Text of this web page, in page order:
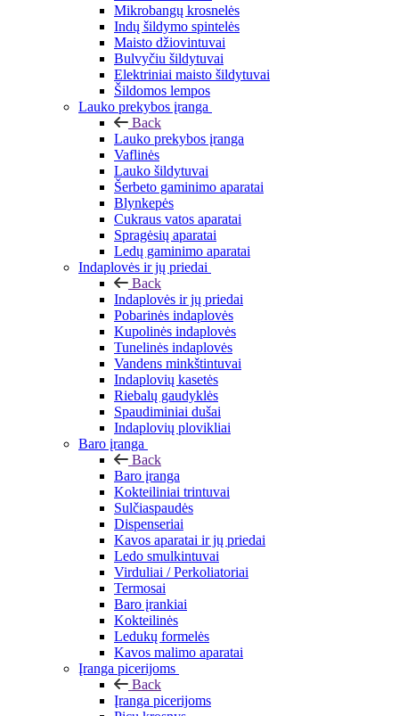
Mikrobangų krosnelės
Indų šildymo spintelės
Maisto džiovintuvai
Bulvyčiu šildytuvai
Elektriniai maisto šildytuvai
Šildomos lempos
Lauko prekybos įranga
Back
Lauko prekybos įranga
Vaflinės
Lauko šildytuvai
Šerbeto gaminimo aparatai
Blynkepės
Cukraus vatos aparatai
Spragėsių aparatai
Ledų gaminimo aparatai
Indaplovės ir jų priedai
Back
Indaplovės ir jų priedai
Pobarinės indaplovės
Kupolinės indaplovės
Tunelinės indaplovės
Vandens minkštintuvai
Indaplovių kasetės
Riebalų gaudyklės
Spaudiminiai dušai
Indaplovių plovikliai
Baro įranga
Back
Baro įranga
Kokteiliniai trintuvai
Sulčiaspaudės
Dispenseriai
Kavos aparatai ir jų priedai
Ledo smulkintuvai
Virduliai / Perkoliatoriai
Termosai
Baro įrankiai
Kokteilinės
Ledukų formelės
Kavos malimo aparatai
Įranga picerijoms
Back
Įranga picerijoms